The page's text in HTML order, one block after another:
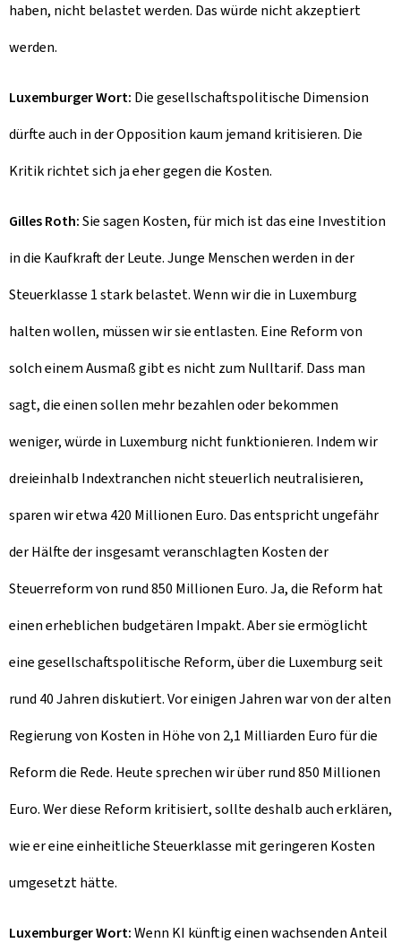
haben, nicht belastet werden. Das würde nicht akzeptiert
werden.
Luxemburger Wort: Die gesellschaftspolitische Dimension
dürfte auch in der Opposition kaum jemand kritisieren. Die
Kritik richtet sich ja eher gegen die Kosten.
Gilles Roth:Sie sagen Kosten, für mich ist das eine Investition
in die Kaufkraft der Leute. Junge Menschen werden in der
Steuerklasse 1 stark belastet. Wenn wir die in Luxemburg
halten wollen, müssen wir sie entlasten. Eine Reform von
solch einem Ausmaß gibt es nicht zum Nulltarif. Dass man
sagt, die einen sollen mehr bezahlen oder bekommen
weniger, würde in Luxemburg nicht funktionieren. Indem wir
dreieinhalb Indextranchen nicht steuerlich neutralisieren,
sparen wir etwa 420 Millionen Euro. Das entspricht ungefähr
der Hälfte der insgesamt veranschlagten Kosten der
Steuerreform von rund 850 Millionen Euro. Ja, die Reform hat
einen erheblichen budgetären Impakt. Aber sie ermöglicht
eine gesellschaftspolitische Reform, über die Luxemburg seit
rund 40 Jahren diskutiert. Vor einigen Jahren war von der alten
Regierung von Kosten in Höhe von 2,1 Milliarden Euro für die
Reform die Rede. Heute sprechen wir über rund 850 Millionen
Euro. Wer diese Reform kritisiert, sollte deshalb auch erklären,
wie er eine einheitliche Steuerklasse mit geringeren Kosten
umgesetzt hätte.
Luxemburger Wort:Wenn KI künftig einen wachsenden Anteil